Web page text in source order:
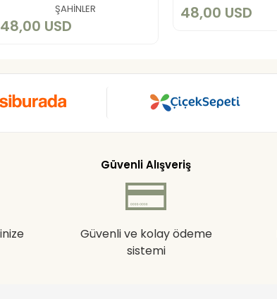
ŞAHİNLER
48,00 USD
Add to cart 48,00 USD
Güvenli Alışveriş
Güvenli ve kolay ödeme
sistemi